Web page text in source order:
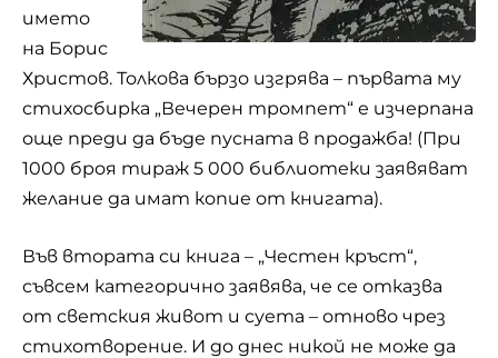
името
на Борис
Христов. Толкова бързо изгрява – първата му
стихосбирка „Вечерен тромпет“ е изчерпана
още преди да бъде пусната в продажба! (При
1000 броя тираж 5 000 библиотеки заявяват
желание да имат копие от книгата).
Във втората си книга – „Честен кръст“,
съвсем категорично заявява, че се отказва
от светския живот и суета – отново чрез
стихотворение. И до днес никой не може да